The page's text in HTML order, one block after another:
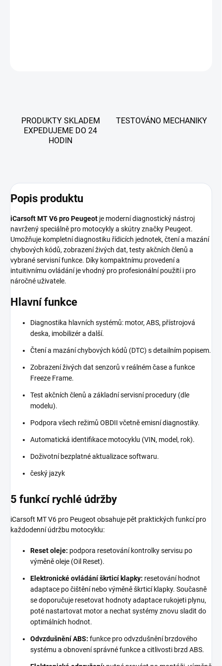
PRODUKTY SKLADEM
EXPEDUJEME DO 24
HODIN
TESTOVÁNO MECHANIKY
Popis produktu
iCarsoft MT V6 pro Peugeot je moderní diagnostický nástroj
navržený speciálně pro motocykly a skútry značky Peugeot.
Umožňuje kompletní diagnostiku řídicích jednotek, čtení a mazání
chybových kódů, zobrazení živých dat, testy akčních členů a
vybrané servisní funkce. Díky kompaktnímu provedení a
intuitivnímu ovládání je vhodný pro profesionální použití i pro
náročné uživatele.
Hlavní funkce
Diagnostika hlavních systémů: motor, ABS, přístrojová
deska, imobilizér a další.
Čtení a mazání chybových kódů (DTC) s detailním popisem.
Zobrazení živých dat senzorů v reálném čase a funkce
Freeze Frame.
Test akčních členů a základní servisní procedury (dle
modelu).
Podpora všech režimů OBDII včetně emisní diagnostiky.
Automatická identifikace motocyklu (VIN, model, rok).
Doživotní bezplatné aktualizace softwaru.
český jazyk
5 funkcí rychlé údržby
iCarsoft MT V6 pro Peugeot obsahuje pět praktických funkcí pro
každodenní údržbu motocyklu:
Reset oleje: podpora resetování kontrolky servisu po
výměně oleje (Oil Reset).
Elektronické ovládání škrticí klapky: resetování hodnot
adaptace po čištění nebo výměně škrticí klapky. Současně
se doporučuje resetovat hodnoty adaptace rukojeti plynu,
poté nastartovat motor a nechat systémy znovu sladit do
optimálních hodnot.
Odvzdušnění ABS: funkce pro odvzdušnění brzdového
systému a obnovení správné funkce a citlivosti brzd ABS.